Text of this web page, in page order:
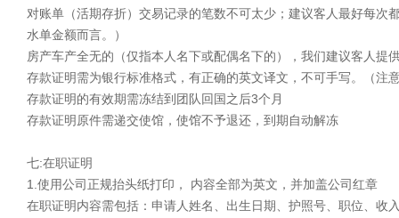
对账单（活期存折）交易记录的笔数不可太少；建议客人最好每次
水单金额而言。）
房产车产全无的（仅指本人名下或配偶名下的），我们建议客人提
存款证明需为银行标准格式，有正确的英文译文，不可手写。（
存款证明的有效期需冻结到团队回国之后3个月
存款证明原件需递交使馆，使馆不予退还，到期自动解冻
七:在职证明
1.使用公司正规抬头纸打印， 内容全部为英文，并加盖公司红章
在职证明内容需包括：申请人姓名、出生日期、护照号、职位、